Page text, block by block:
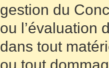
gestion du
ou l’évaluation
dans tout